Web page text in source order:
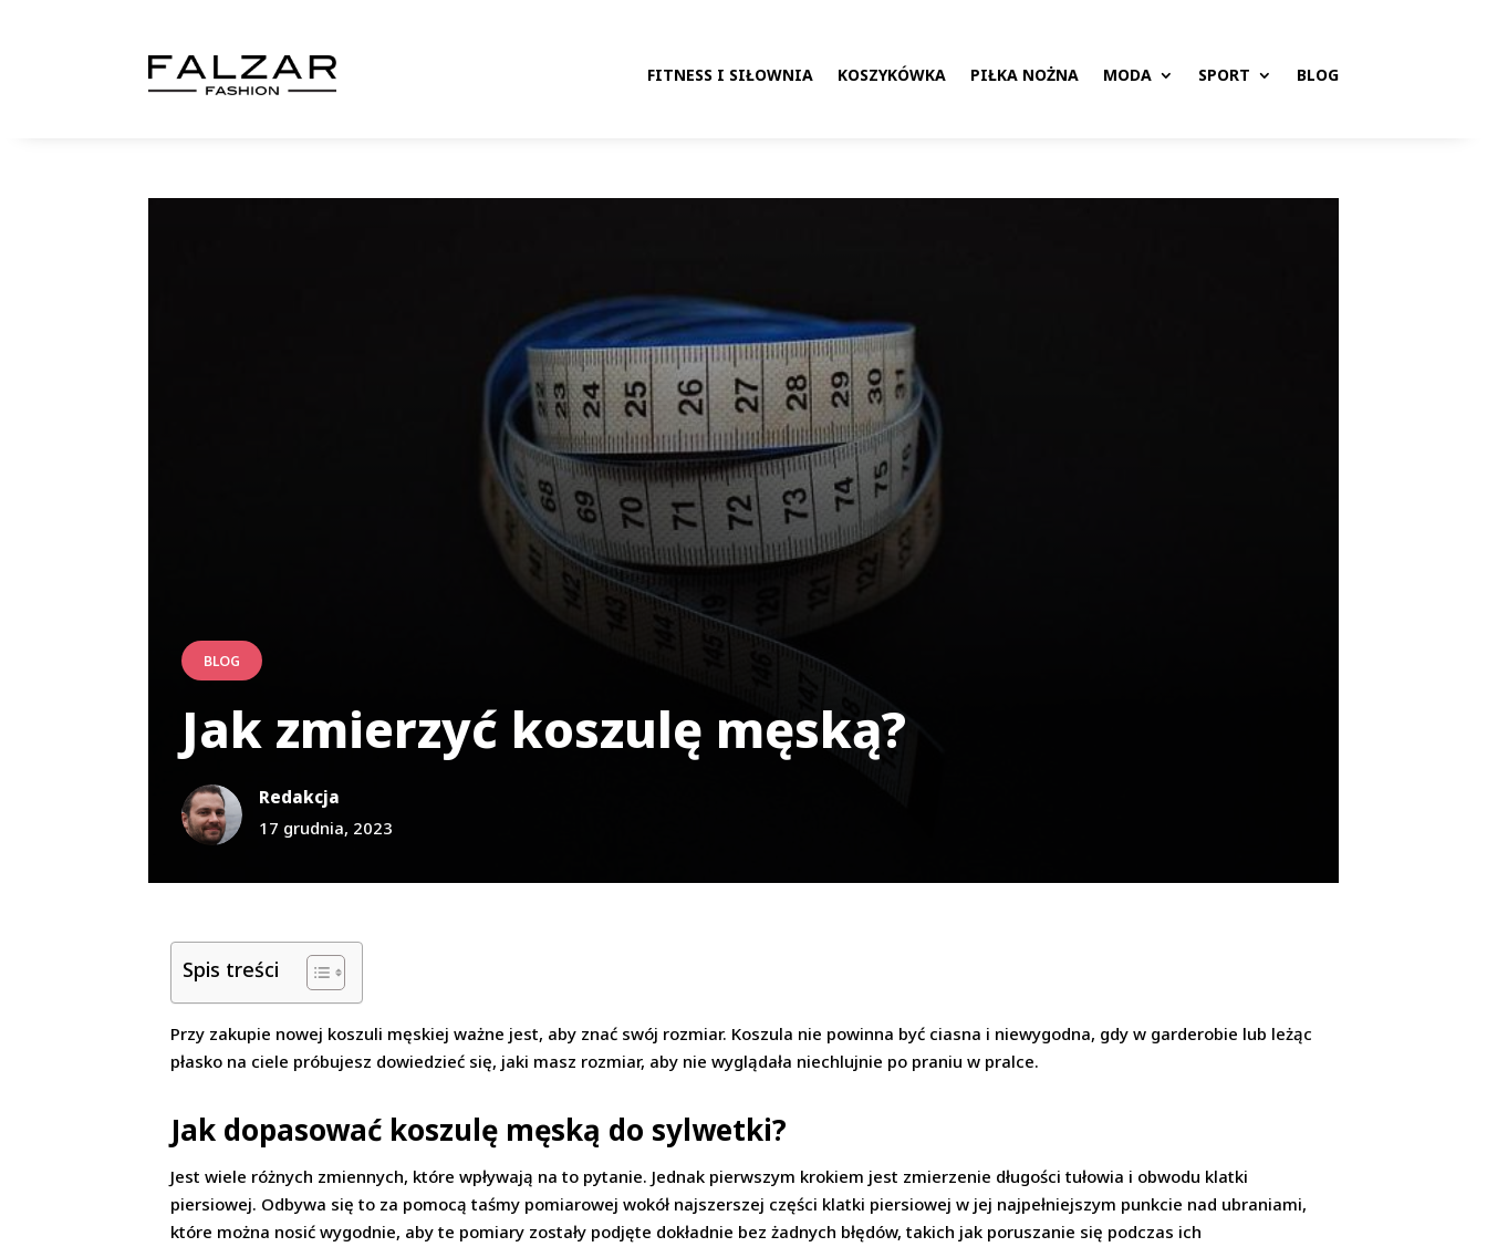
FITNESS I SIŁOWNIA KOSZYKÓWKA PIŁKA NOŻNA MODA SPORT BLOG
BLOG
Jak zmierzyć koszulę męską?
Redakcja
17 grudnia, 2023
Spis treści
Przy zakupie nowej koszuli męskiej ważne jest, aby znać swój rozmiar. Koszula nie powinna być ciasna i niewygodna, gdy w garderobie lub leżąc
płasko na ciele próbujesz dowiedzieć się, jaki masz rozmiar, aby nie wyglądała niechlujnie po praniu w pralce.
Jak dopasować koszulę męską do sylwetki?
Jest wiele różnych zmiennych, które wpływają na to pytanie. Jednak pierwszym krokiem jest zmierzenie długości tułowia i obwodu klatki
piersiowej. Odbywa się to za pomocą taśmy pomiarowej wokół najszerszej części klatki piersiowej w jej najpełniejszym punkcie nad ubraniami,
które można nosić wygodnie, aby te pomiary zostały podjęte dokładnie bez żadnych błędów, takich jak poruszanie się podczas ich